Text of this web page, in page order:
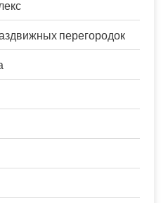
перегородок